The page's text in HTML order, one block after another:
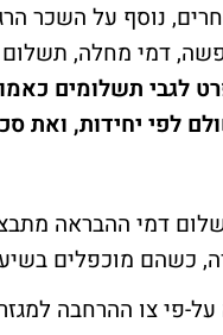
נוסף על השכר
דמי מחלה, תשלום
לגבי תשלומים
לפי יחידות, ואת
דמי ההבראה
כשהם מוכפלים
פי צו ההרחבה